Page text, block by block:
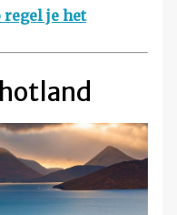
je het